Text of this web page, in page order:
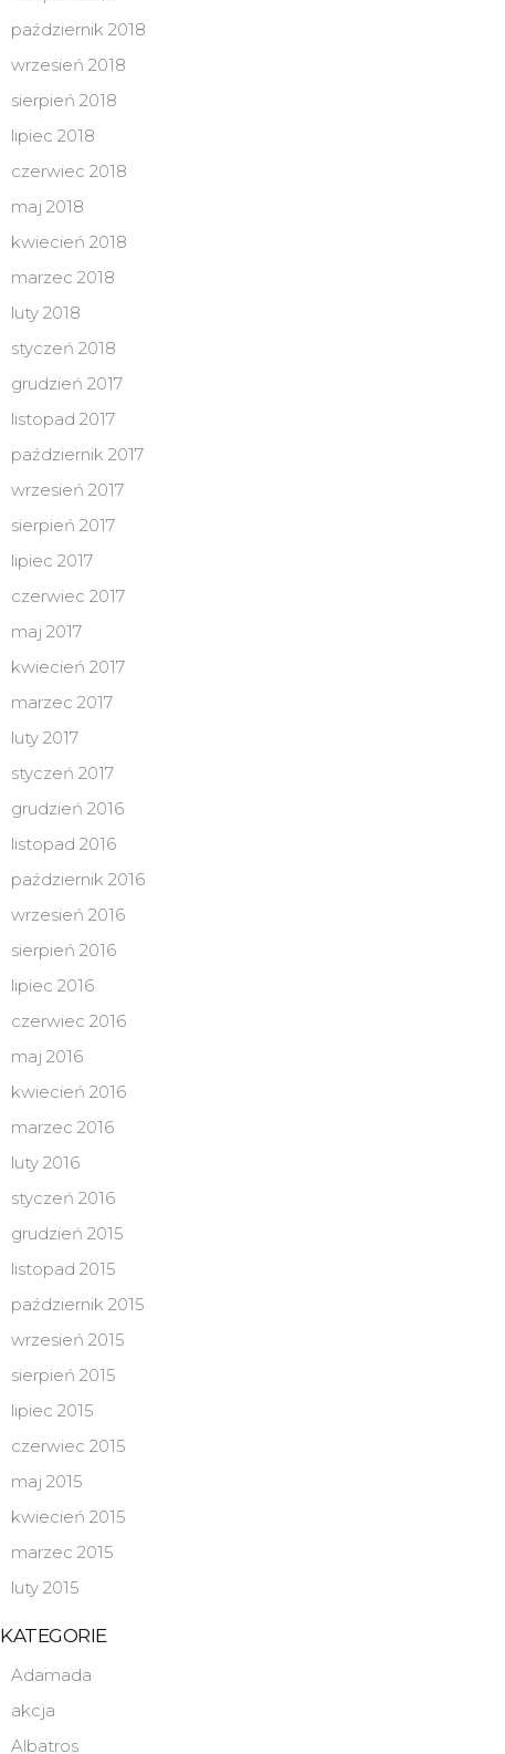
październik 2018
wrzesień 2018
sierpień 2018
lipiec 2018
czerwiec 2018
maj 2018
kwiecień 2018
marzec 2018
luty 2018
styczeń 2018
grudzień 2017
listopad 2017
październik 2017
wrzesień 2017
sierpień 2017
lipiec 2017
czerwiec 2017
maj 2017
kwiecień 2017
marzec 2017
luty 2017
styczeń 2017
grudzień 2016
listopad 2016
październik 2016
wrzesień 2016
sierpień 2016
lipiec 2016
czerwiec 2016
maj 2016
kwiecień 2016
marzec 2016
luty 2016
styczeń 2016
grudzień 2015
listopad 2015
październik 2015
wrzesień 2015
sierpień 2015
lipiec 2015
czerwiec 2015
maj 2015
kwiecień 2015
marzec 2015
luty 2015
KATEGORIE
Adamada
akcja
Albatros